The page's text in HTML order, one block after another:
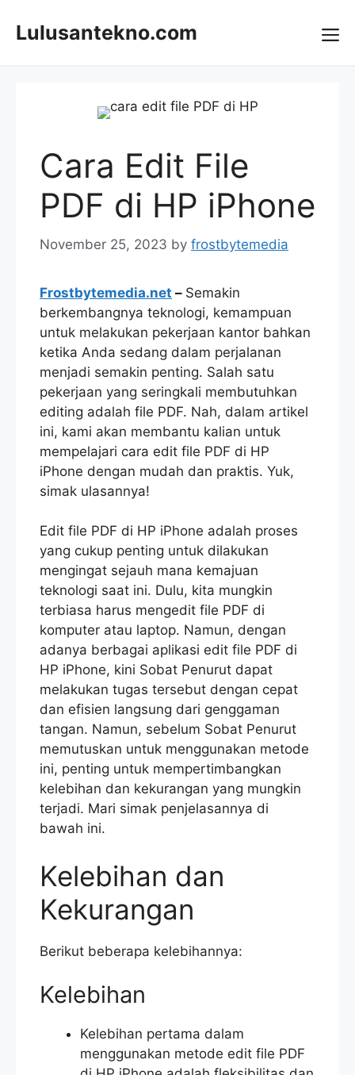
Lulusantekno.com
Cara Edit File
PDF di HP iPhone
November 25, 2023 by frostbytemedia
Frostbytemedia.net – Semakin
berkembangnya teknologi, kemampuan
untuk melakukan pekerjaan kantor bahkan
ketika Anda sedang dalam perjalanan
menjadi semakin penting. Salah satu
pekerjaan yang seringkali membutuhkan
editing adalah file PDF. Nah, dalam artikel
ini, kami akan membantu kalian untuk
mempelajari cara edit file PDF di HP
iPhone dengan mudah dan praktis. Yuk,
simak ulasannya!
Edit file PDF di HP iPhone adalah proses
yang cukup penting untuk dilakukan
mengingat sejauh mana kemajuan
teknologi saat ini. Dulu, kita mungkin
terbiasa harus mengedit file PDF di
komputer atau laptop. Namun, dengan
adanya berbagai aplikasi edit file PDF di
HP iPhone, kini Sobat Penurut dapat
melakukan tugas tersebut dengan cepat
dan efisien langsung dari genggaman
tangan. Namun, sebelum Sobat Penurut
memutuskan untuk menggunakan metode
ini, penting untuk mempertimbangkan
kelebihan dan kekurangan yang mungkin
terjadi. Mari simak penjelasannya di
bawah ini.
Kelebihan dan
Kekurangan
Berikut beberapa kelebihannya:
Kelebihan
Kelebihan pertama dalam
menggunakan metode edit file PDF